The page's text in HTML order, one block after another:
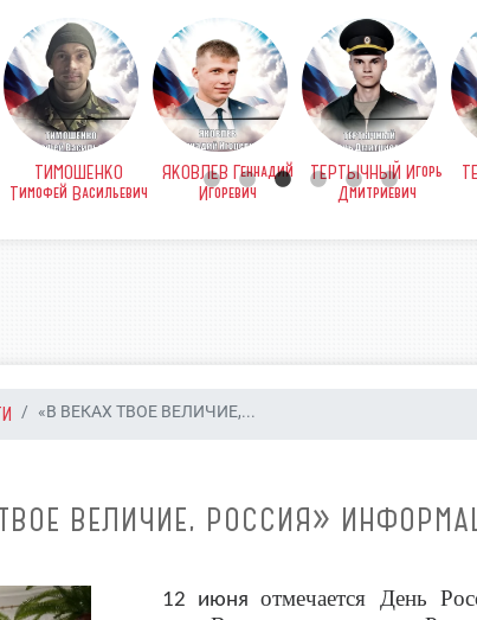
ТИМОШЕНКО
Тимофей Васильевич
ЯКОВЛЕВ Геннадий
Игоревич
ТЕРТЫЧНЫЙ Игорь
Дмитриевич
«В ВЕКАХ ТВОЕ ВЕЛИЧИЕ,...
ВЕЛИЧИЕ, РОССИЯ»
12 июня отмечается День